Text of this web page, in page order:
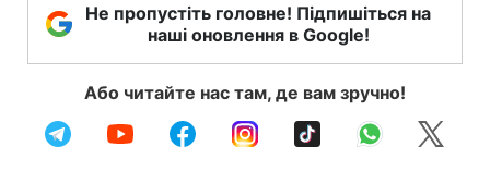
Не пропустіть головне! Підпишіться на
наші оновлення в Google!
Або читайте нас там, де вам зручно!